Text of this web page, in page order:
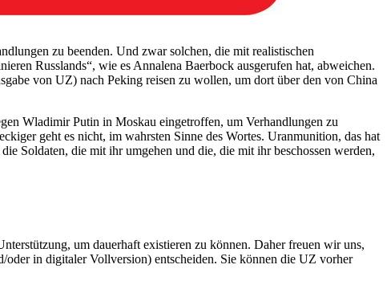
zu beenden. Und zwar solchen, die mit realistischen
Russlands“, wie es Annalena Baerbock ausgerufen hat, abweichen.
von UZ) nach Peking reisen zu wollen, um dort über den von China
Wladimir Putin in Moskau eingetroffen, um Verhandlungen zu
geht es nicht, im wahrsten Sinne des Wortes. Uranmunition, das hat
Soldaten, die mit ihr umgehen und die, die mit ihr beschossen werden,
um dauerhaft existieren zu können. Daher freuen wir uns,
oder in digitaler Vollversion) entscheiden. Sie können die UZ vorher